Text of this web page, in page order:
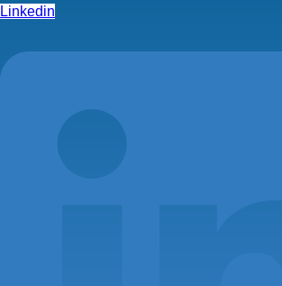
Linkedin